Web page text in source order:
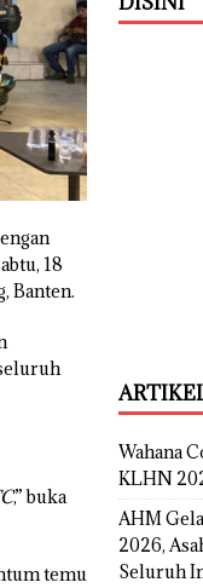
18
Banten.
,” buka
temu
Wahana
KLHN
AHM
2026,
Seluruh